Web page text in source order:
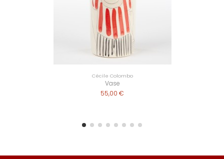
Cécile Colombo
Vase
55,00 €